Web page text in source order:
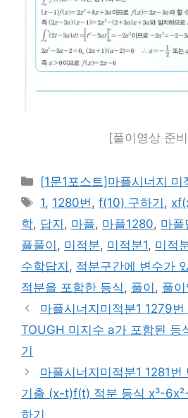
[풀이영상 준
카
테
리
[1문1포스트]마플시너지 미
태
그
1, 1280번,f(10) 구하기 ,
학, 답지 , 마플, 마플1280, 마플
플풀이 , 미적분, 미적분1, 미적
수학답지 , 적분구간에 변수가
적분을 포함한 등식, 풀이 , 풀
마플시너지미적분1 1279
TOUGH 미지수 a가 포함된
기
마플시너지미적분1 1281
기출 (x-t)f(t) 적분 등식 x³-
하기